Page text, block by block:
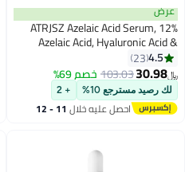
عرض
ATRJSZ Azelaic Acid Serum, 12%
Azelaic Acid, Hyaluronic Acid &
Niacinamide, Redness Relief Face,
Moisturizing and Balance Excess
Sebum, Reducing Blemish &
Rosacea Acne, for Sensitive Skin
4.5
23
﷼‏30.98
103.03خصم 69%
لك رصيد مسترجع 10% + 2
احصل عليه خلال 11 - 12